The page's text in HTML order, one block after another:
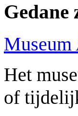
Gedane
Museum
Het
of